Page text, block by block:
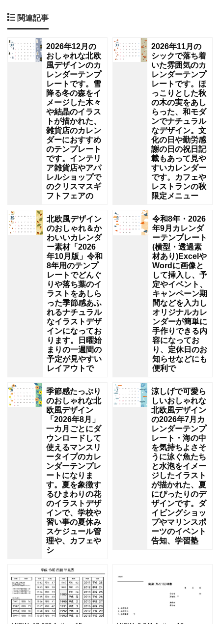
関連記事
2026年12月の
おしゃれな北欧
風デザインのカ
レンダーテンプ
レートです。雪
降る冬の森をイ
メージした木々
や結晶のイラス
トが描かれた、
雑貨店のカレン
ダーにおすすめ
のテンプレート
です。インテリ
ア雑貨店やアパ
レルショップで
のクリスマスギ
フトフェアの
2026年11月の
シックで落ち着
いた雰囲気のカ
レンダーテンプ
レートです。ほ
っこりとした秋
の木の実をあし
らった、和モダ
ンでナチュラル
なデザイン。文
化の日や勤労感
謝の日の祝日記
載もあって見や
すいカレンダー
です。カフェや
レストランの秋
限定メニュー
北欧風デザイン
のおしゃれ＆か
わいいカレンダ
ー素材「2026
年10月版」令和
8年用のテンプ
レートでどんぐ
りや落ち葉のイ
ラストをあしら
った季節感あふ
れるナチュラル
なイラストデザ
インになってお
ります。日曜始
まりの一週間の
予定が見やすい
レイアウトで
令和8年・2026
年9月カレンダ
ーテンプレート
(横型・透過素
材あり)Excelや
Wordに画像と
して挿入し、予
定やイベント、
キャンペーン期
間などを入力し
オリジナルカレ
ンダーが簡単に
手作りできる内
容になってお
り、定休日のお
知らせなどにも
便利で
季節感たっぷり
のおしゃれな北
欧風デザイン
「2026年8月」
一カ月ごとにダ
ウンロードして
使えるマンスリ
ータイプのカレ
ンダーテンプレ
ートになりま
す。夏を象徴す
るひまわりの花
のイラストデザ
インで、学校や
習い事の夏休み
スケジュール管
理や、カフェや
シ
涼しげで可愛ら
しいおしゃれな
北欧風デザイン
の2026年7月カ
レンダーテンプ
レート・海の中
を気持ちよさそ
うに泳ぐ魚たち
と水泡をイメー
ジしたイラスト
が描かれた、夏
にぴったりのデ
ザインです。ダ
イビングショッ
プやマリンスポ
ーツのイベント
告知、学習塾